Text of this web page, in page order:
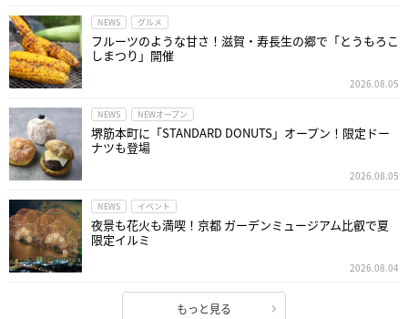
NEWS グルメ
フルーツのような甘さ！滋賀・寿長生の郷で「とうもろこ
しまつり」開催
2026.08.05
NEWS NEWオープン
堺筋本町に「STANDARD DONUTS」オープン！限定ドー
ナツも登場
2026.08.05
NEWS イベント
夜景も花火も満喫！京都 ガーデンミュージアム比叡で夏
限定イルミ
2026.08.04
もっと見る